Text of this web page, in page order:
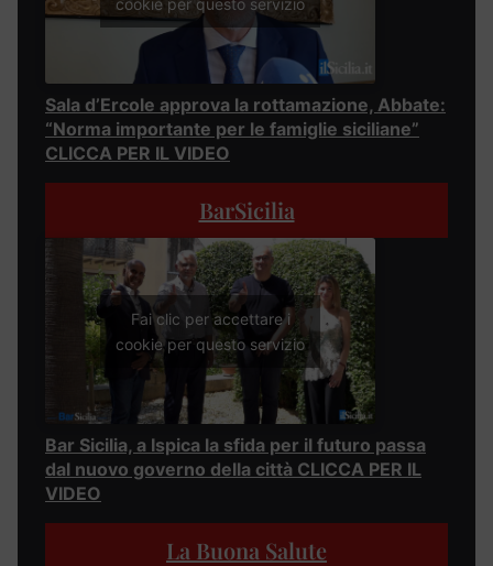
Sala d’Ercole approva la rottamazione, Abbate:
“Norma importante per le famiglie siciliane”
CLICCA PER IL VIDEO
BarSicilia
Fai clic per accettare i
cookie per questo servizio
Bar Sicilia, a Ispica la sfida per il futuro passa
dal nuovo governo della città CLICCA PER IL
VIDEO
La Buona Salute